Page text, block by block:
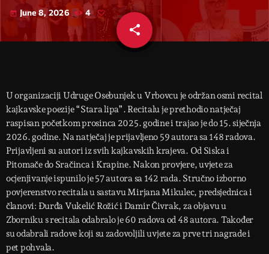
today June 8, 2026 4
share
email
U organizaciji Udruge Osebunjek u Vrbovcu je održan osmi recital
kajkavske poezije “Stara lipa”. Recitalu je prethodio natječaj
raspisan početkom prosinca 2025. godine i trajao je do 15. siječnja
2026. godine. Na natječaj je prijavljeno 59 autora sa 148 radova.
Prijavljeni su autori iz svih kajkavskih krajeva. Od Siska i
Pitomače do Sračinca i Krapine. Nakon provjere, uvjete za
ocjenjivanje ispunilo je 57 autora sa 142 rada. Stručno izborno
povjerenstvo recitala u sastavu Mirjana Mikulec, predsjednica i
članovi: Đurđa Vukelić Rožić i Damir Čivrak, za objavu u
Zborniku s recitala odabralo je 60 radova od 48 autora. Također
su odabrali radove koji su zadovoljili uvjete za prve tri nagrade i
pet pohvala.